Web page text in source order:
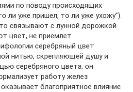
по поводу происходящих
ли уже пришел, то ли уже ухожу”).
связывают с лунной дорожкой.
цвет, не приемлет
серебряный цвет
нитью, скрепляющей душу и
серебряного цвета: он
работу желез
благоприятное влияние